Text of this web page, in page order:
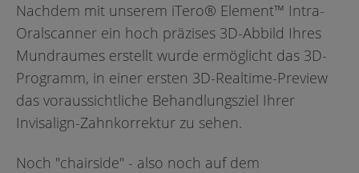
Nachdem mit unserem iTero® Element™ Intra-
Oralscanner ein hoch präzises 3D-Abbild Ihres
Mundraumes erstellt wurde ermöglicht das 3D-
Programm, in einer ersten 3D-Realtime-Preview
das voraussichtliche Behandlungsziel Ihrer
Invisalign-Zahnkorrektur zu sehen.
Noch "chairside" - also noch auf dem